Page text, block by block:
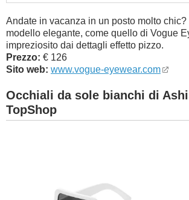
Andate in vacanza in un posto molto
modello elegante, come quello di Vogue
impreziosito dai dettagli effetto pizzo.
Prezzo: € 126
Sito web: www.vogue-eyewear.com
Occhiali da sole bianchi di
TopShop